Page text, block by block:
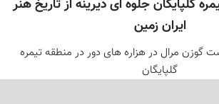
گلپایگان جلوه ای دیرینه از تاریخ هنر
ایران زمین
گوزن مرال در هزاره های دور در منطقه تیمره
گلپایگان